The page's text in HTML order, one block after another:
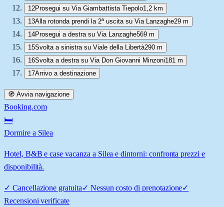
12Prosegui su Via Giambattista Tiepolo1,2 km
13Alla rotonda prendi la 2ª uscita su Via Lanzaghe29 m
14Prosegui a destra su Via Lanzaghe569 m
15Svolta a sinistra su Viale della Libertà290 m
16Svolta a destra su Via Don Giovanni Minzoni181 m
17Arrivo a destinazione
🧭 Avvia navigazione
Booking.com
🛏️
Dormire a Silea
Hotel, B&B e case vacanza a Silea e dintorni: confronta prezzi e
disponibilità.
✓ Cancellazione gratuita✓ Nessun costo di prenotazione✓
Recensioni verificate